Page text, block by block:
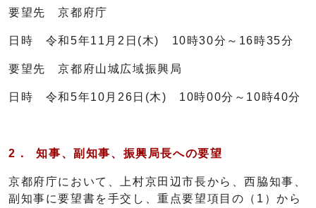
要望先 京都府庁
日時 令和5年11月2日(木) 10時30分～16時35分
要望先 京都府山城広域振興局
日時 令和5年10月26日(木) 10時00分～10時40分
2． 知事、副知事、振興局長への要望
京都府庁において、上村京田辺市長から、西脇知事、
副知事に要望書を手交し、重点要望項目の（1）から